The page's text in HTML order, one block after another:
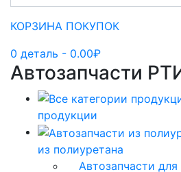
КОРЗИНА ПОКУПОК
0 деталь - 0.00₽
Автозапчасти
продукции
из полиуретана
Автозапчасти